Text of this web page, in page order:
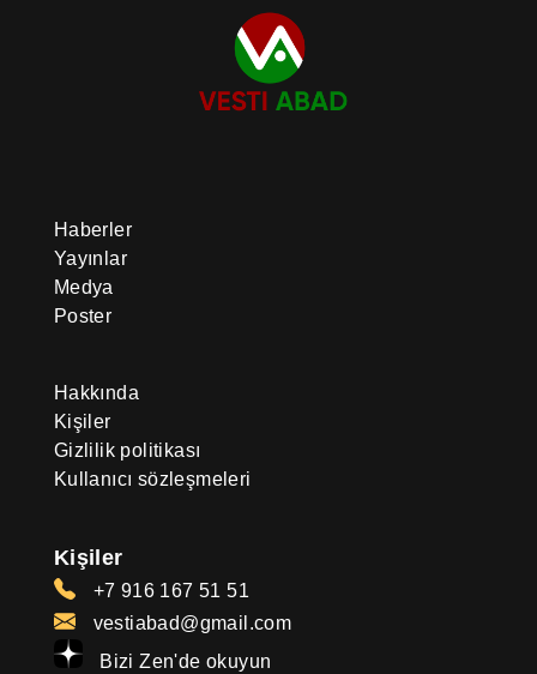
Haberler
Yayınlar
Medya
Poster
Hakkında
Kişiler
Gizlilik politikası
Kullanıcı sözleşmeleri
Kişiler
+7 916 167 51 51
vestiabad@gmail.com
Bizi Zen'de okuyun